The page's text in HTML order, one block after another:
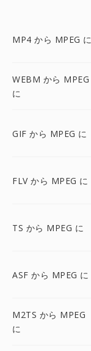
MP4 から MPEG に
WEBM から MPEG
に
GIF から MPEG に
FLV から MPEG に
TS から MPEG に
ASF から MPEG に
M2TS から MPEG
に